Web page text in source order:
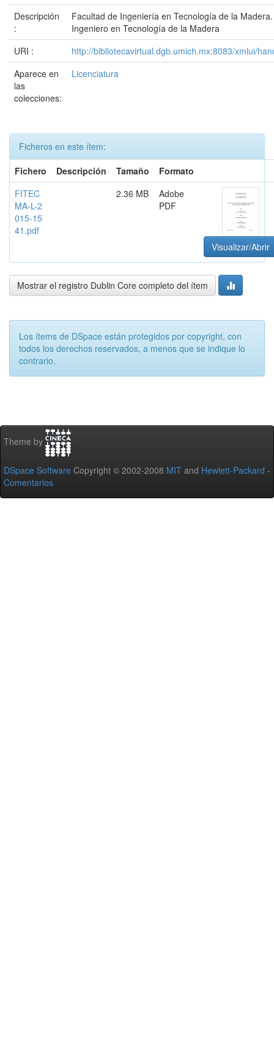
Descripción
:
Facultad de Ingeniería en Tecnología de la
Ingeniero en Tecnología de la Madera
URI :
http://bibliotecavirtual.dgb.umich.mx:8083/xmlui/
Aparece en
las
colecciones:
Licenciatura
Ficheros en este ítem:
Fichero
Descripción Tamaño
Formato
FITEC
MA-L-2
015-15
41.pdf
2.36 MB
Adobe
PDF
Visualizar/Abrir
Mostrar el registro Dublin Core completo del ítem
Los ítems de DSpace están protegidos por copyright, con
todos los derechos reservados, a menos que se indique lo
contrario.
Theme by
DSpace Software Copyright © 2002-2008 MIT and Hewlett-Packard -
Comentarios